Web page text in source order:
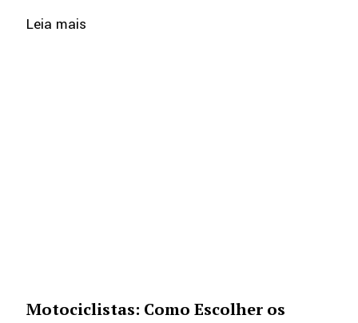
Leia mais
Motociclistas: Como Escolher os